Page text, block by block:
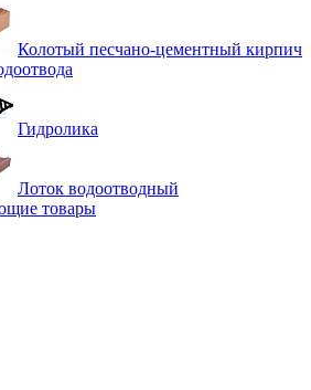
Колотый песчано-цементный кирпич
Гидролика
Лоток водоотводный
товары